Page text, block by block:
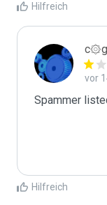
Hilfreich
c۞g
vor
Spammer
Hilfreich